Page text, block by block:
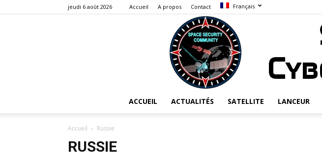
jeudi 6 août 2026 Accueil A propos Contact Français
ACCUEIL ACTUALITÉS SATELLITE LANCEUR
Accueil Russie
RUSSIE